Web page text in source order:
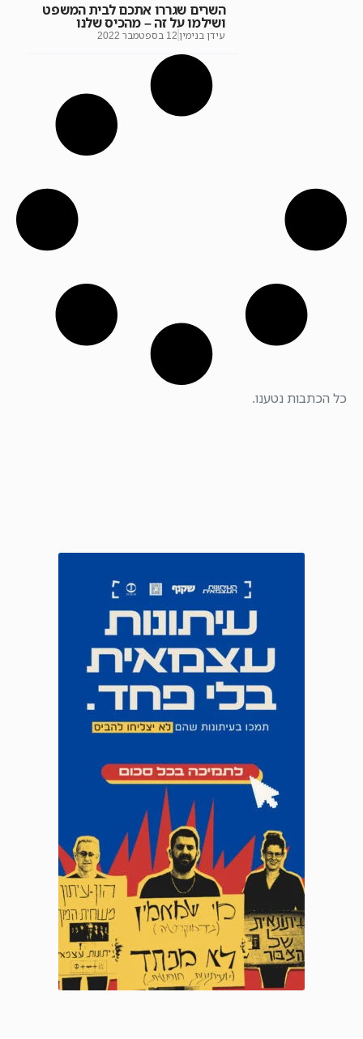
השרים שגררו אתכם לבית המשפט
ושילמו על זה – מהכיס שלנו
עידן בנימין 12 בספטמבר 2022
כל הכתבות נטענו.